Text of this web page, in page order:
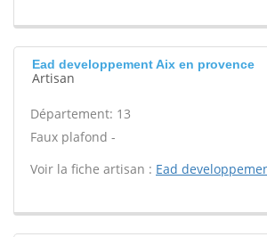
Ead developpement Aix en provence
Artisan
Département: 13
Faux plafond -
Voir la fiche artisan : Ead